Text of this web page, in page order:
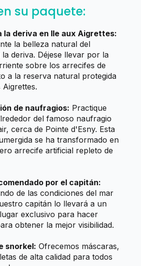
su paquete:
la deriva en Ile aux Aigrettes:
la belleza natural del
deriva. Déjese llevar por la
sobre los arrecifes de
a la reserva natural protegida
Aigrettes.
de naufragios: Practique
del famoso naufragio
cerca de Pointe d'Esny. Esta
se ha transformado en
arrecife artificial repleto de
por el capitán:
de las condiciones del mar
capitán lo llevará a un
exclusivo para hacer
obtener la mejor visibilidad.
snorkel: Ofrecemos máscaras,
de alta calidad para todos